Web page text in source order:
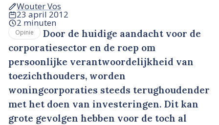
Wouter Vos
23 april 2012
2 minuten
Opinie
Door de huidige aandacht voor de
corporatiesector en de roep om
persoonlijke verantwoordelijkheid van
toezichthouders, worden
woningcorporaties steeds terughoudender
met het doen van investeringen. Dit kan
grote gevolgen hebben voor de toch al